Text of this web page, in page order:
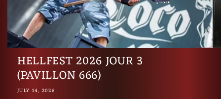
HELLFEST 2026 JOUR 3
(PAVILLON 666)
JULY 14, 2026